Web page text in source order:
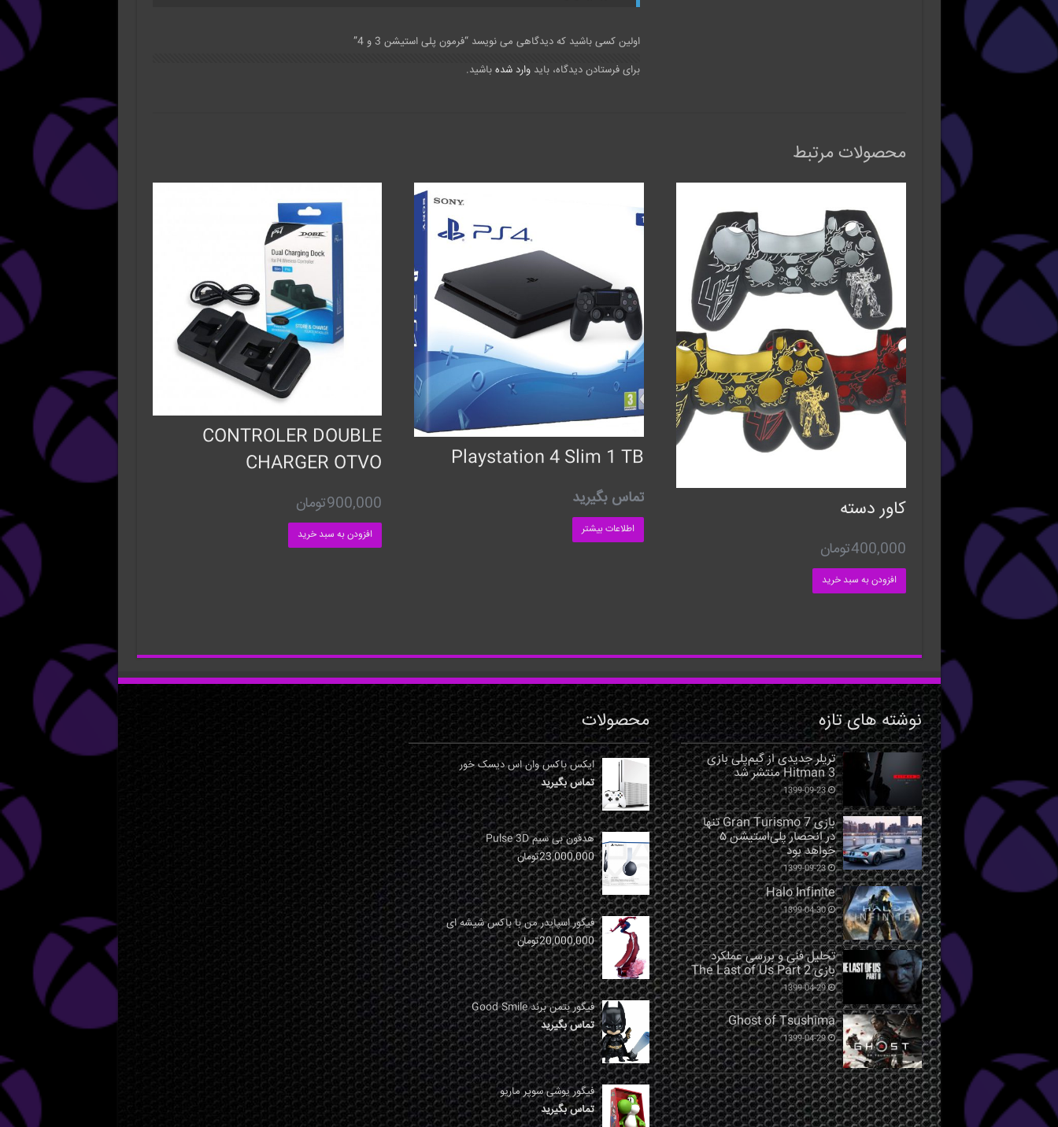
اولین کسی باشید که دیدگاهی می نویسد “فرمون پلی استیشن 3 و 4”
برای فرستادن دیدگاه، بایدوارد شده باشید.
محصولات مرتبط
کاور دسته
400,000تومان
افزودن به سبد خرید
Playstation 4 Slim 1 TB
تماس بگیرید
اطلاعات بیشتر
CONTROLER DOUBLE
CHARGER OTVO
900,000تومان
افزودن به سبد خرید
نوشته های تازه
تریلر جدیدی از گیم‌پلی بازی
Hitman 3 منتشر شد
1399-09-23
بازی Gran Turismo 7 تنها
در انحصار پلی‌استیشن ۵
خواهد بود
1399-09-23
Halo Infinite
1399-04-30
تحلیل فنی و بررسی عملکرد
بازی The Last of Us Part 2
1399-04-29
Ghost of Tsushima
1399-04-29
محصولات
ایکس باکس وان اس دیسک خور
تماس بگیرید
هدفون بی سیم Pulse 3D
23,000,000تومان
فیگور اسپایدر من با باکس شیشه ای
20,000,000تومان
فیگور بتمن برند Good Smile
تماس بگیرید
فیگور یوشی سوپر ماریو
تماس بگیرید